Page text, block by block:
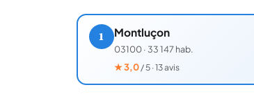
1 Montluçon
03100·33 147 hab.
★3,0/ 5 · 13 avis